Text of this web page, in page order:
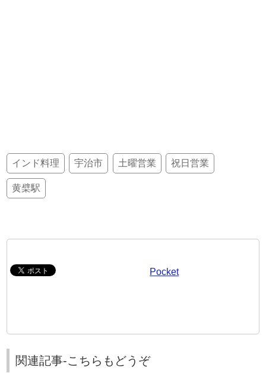
インド料理 宇治市 土曜営業 祝日営業
黄檗駅
Pocket
関連記事-こちらもどうぞ